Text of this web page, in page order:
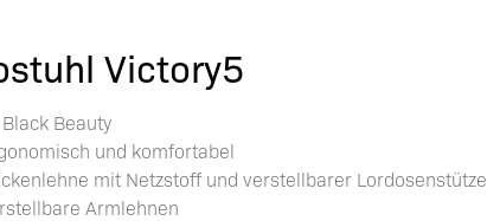
Einlegeböden
Deckplatten (auch
für Besta)
🆕 Massivholz
Asteiche
Victory5
Beauty
und komfortabel
mit Netzstoff und verstellbarer Lordosenstütze
Armlehnen